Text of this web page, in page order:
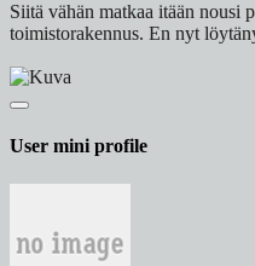
Siitä vähän matkaa itään nousi
toimistorakennus. En nyt
User mini profile